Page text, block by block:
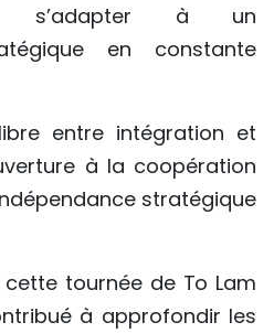
s’adapter à un
en constante
entre intégration et
à la coopération
stratégique
cette tournée de To Lam
à approfondir les